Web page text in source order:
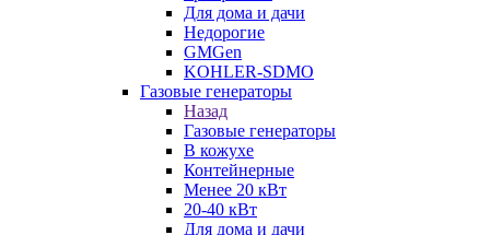
Для дома и дачи
Недорогие
GMGen
KOHLER-SDMO
Газовые генераторы
Назад
Газовые генераторы
В кожухе
Контейнерные
Менее 20 кВт
20-40 кВт
Для дома и дачи